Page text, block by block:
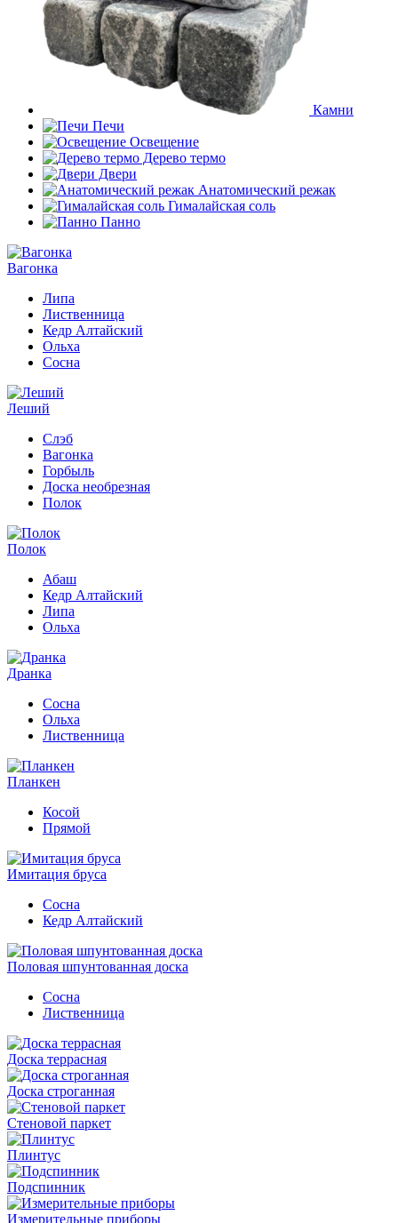
Камни
Печи
Освещение
Дерево термо
Двери
Анатомический режак
Гималайская соль
Панно
Вагонка
Липа
Лиственница
Кедр Алтайский
Ольха
Сосна
Леший
Слэб
Вагонка
Горбыль
Доска необрезная
Полок
Полок
Абаш
Кедр Алтайский
Липа
Ольха
Дранка
Сосна
Ольха
Лиственница
Планкен
Косой
Прямой
Имитация бруса
Сосна
Кедр Алтайский
Половая шпунтованная доска
Сосна
Лиственница
Доска террасная
Доска строганная
Стеновой паркет
Плинтус
Подспинник
Измерительные приборы